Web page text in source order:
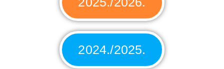
2024./2025.